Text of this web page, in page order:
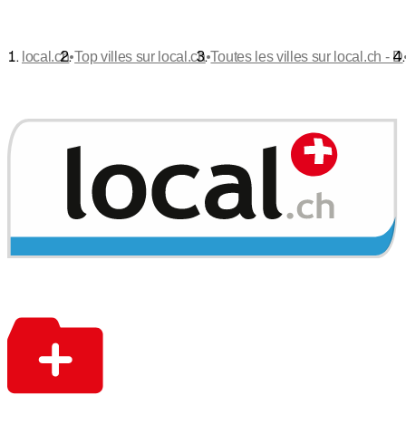
local.ch•Top villes sur local.ch•Toutes les villes sur local.ch - D